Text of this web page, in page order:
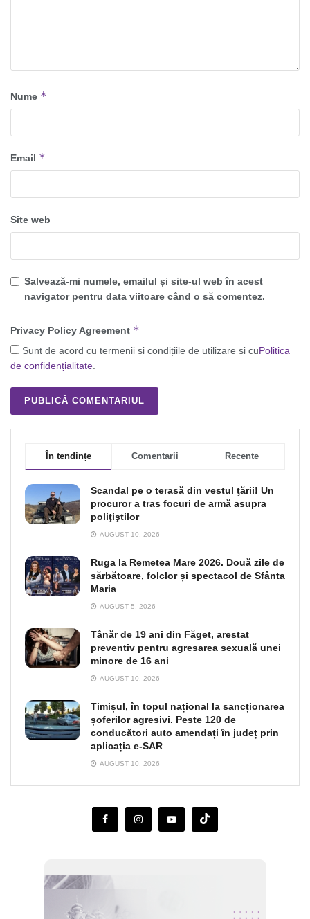
Nume *
Email *
Site web
Salvează-mi numele, emailul și site-ul web în acest
navigator pentru data viitoare când o să comentez.
Privacy Policy Agreement *
Sunt de acord cu termenii și condițiile de utilizare și cuPolitica
de confidențialitate.
În tendințe Comentarii Recente
Scandal pe o terasă din vestul ţării! Un
procuror a tras focuri de armă asupra
poliţiştilor
AUGUST 10, 2026
Ruga la Remetea Mare 2026. Două zile de
sărbătoare, folclor și spectacol de Sfânta
Maria
AUGUST 5, 2026
Tânăr de 19 ani din Făget, arestat
preventiv pentru agresarea sexuală unei
minore de 16 ani
AUGUST 10, 2026
Timișul, în topul național la sancționarea
șoferilor agresivi. Peste 120 de
conducători auto amendați în județ prin
aplicația e-SAR
AUGUST 10, 2026